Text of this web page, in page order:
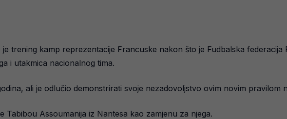
trening kamp reprezentacije Francuske nakon što je Fudbalska federacija
i utakmica nacionalnog tima.
ali je odlučio demonstrirati svoje nezadovoljstvo ovim novim pravilom
Tabibou Assoumanija iz Nantesa kao zamjenu za njega.